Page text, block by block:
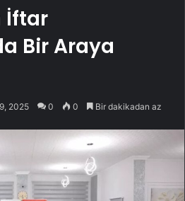
İftar
Bir Araya
2025 0 0 Bir dakikadan az